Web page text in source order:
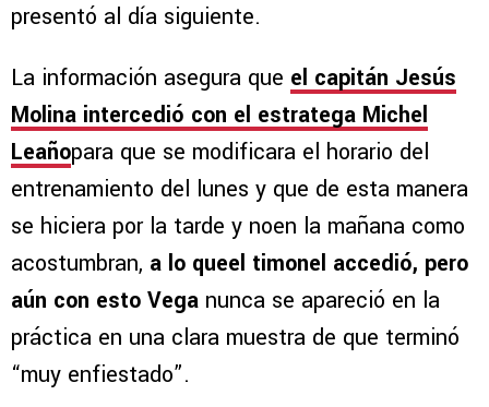
presentó al día siguiente.
La información asegura que el capitán Jesús
Molina intercedió con el estratega Michel
Leañopara que se modificara el horario del
entrenamiento del lunes y que de esta manera
se hiciera por la tarde y noen la mañana como
acostumbran, a lo queel timonel accedió, pero
aún con esto Vega nunca se apareció en la
práctica en una clara muestra de que terminó
“muy enfiestado”.